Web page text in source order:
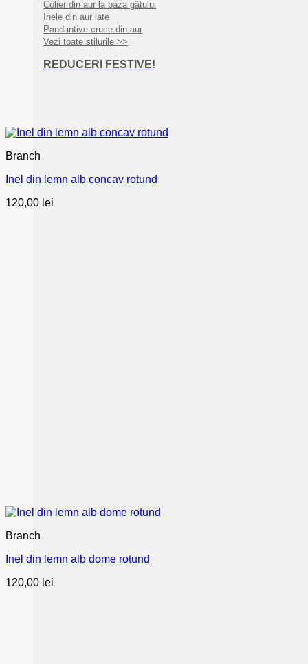
Colier din aur la baza gâtului
Inele din aur late
Pandantive cruce din aur
Vezi toate stilurile >>
REDUCERI FESTIVE!
Branch
Inel din lemn alb concav rotund
120,00 lei
Branch
Inel din lemn alb dome rotund
120,00 lei